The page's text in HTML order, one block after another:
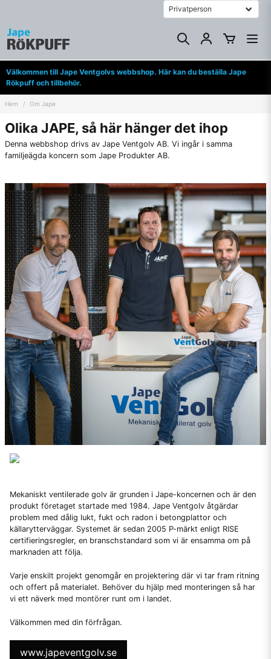
Välkommen till Jape Ventgolvs webbshop. Här kan du beställa Jape
Rökpuff och tillbehör.
Hem Om Jape
Olika JAPE, så här hänger det ihop
Denna webbshop drivs av Jape Ventgolv AB. Vi ingår i samma
familjeägda koncern som Jape Produkter AB.
Mekaniskt ventilerade golv är grunden i Jape-koncernen och är den
produkt företaget startade med 1984. Jape Ventgolv åtgärdar
problem med dålig lukt, fukt och radon i betongplattor och
källarytterväggar. Systemet är sedan 2005 P-märkt enligt RISE
certifieringsregler, en branschstandard som vi är ensamma om på
marknaden att följa.
Varje enskilt projekt genomgår en projektering där vi tar fram ritning
och offert på materialet. Behöver du hjälp med monteringen så har
vi ett näverk med montörer runt om i landet.
Välkommen med din förfrågan.
www.japeventgolv.se